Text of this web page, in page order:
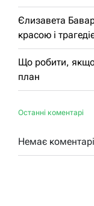
Єлизавета
красою і
Що робити,
план
Останні коментарі
Немає